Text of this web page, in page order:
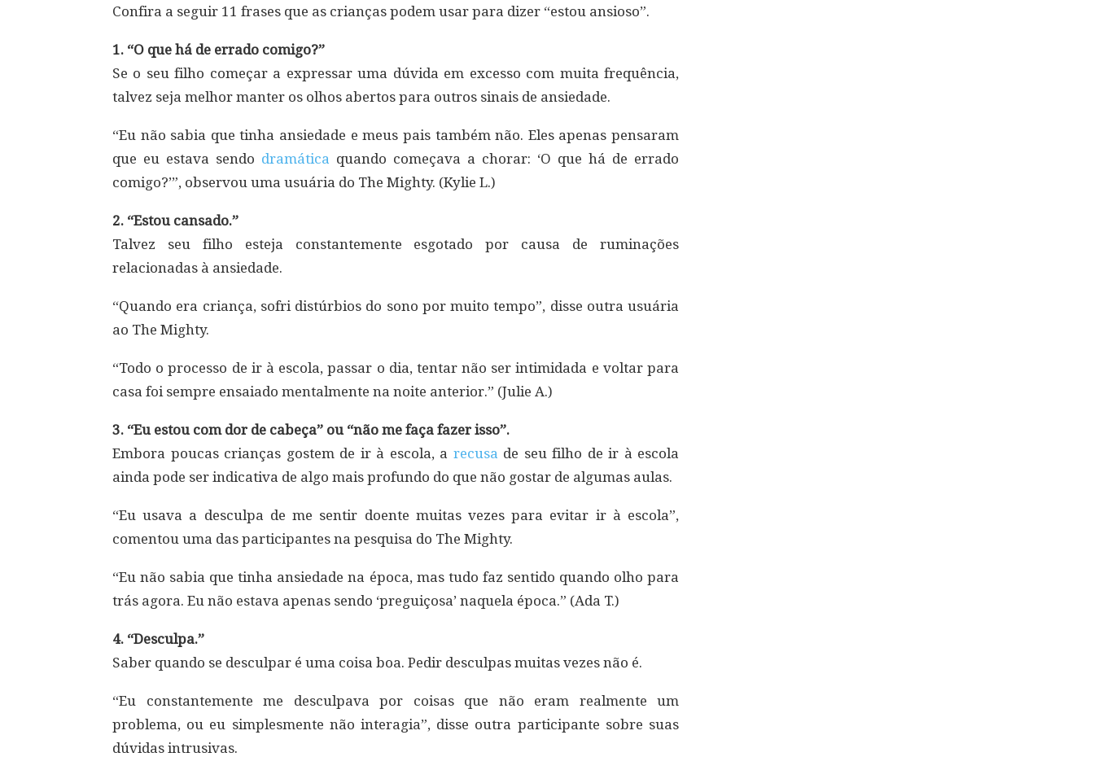
Confira a seguir 11 frases que as crianças podem usar para dizer “estou ansioso”.
1. “O que há de errado comigo?”
Se o seu filho começar a expressar uma dúvida em excesso com muita frequência,
talvez seja melhor manter os olhos abertos para outros sinais de ansiedade.
“Eu não sabia que tinha ansiedade e meus pais também não. Eles apenas pensaram
que eu estava sendo dramática quando começava a chorar: ‘O que há de errado
comigo?’”, observou uma usuária do The Mighty. (Kylie L.)
2. “Estou cansado.”
Talvez seu filho esteja constantemente esgotado por causa de ruminações
relacionadas à ansiedade.
“Quando era criança, sofri distúrbios do sono por muito tempo”, disse outra usuária
ao The Mighty.
“Todo o processo de ir à escola, passar o dia, tentar não ser intimidada e voltar para
casa foi sempre ensaiado mentalmente na noite anterior.” (Julie A.)
3. “Eu estou com dor de cabeça” ou “não me faça fazer isso”.
Embora poucas crianças gostem de ir à escola, a recusa de seu filho de ir à escola
ainda pode ser indicativa de algo mais profundo do que não gostar de algumas aulas.
“Eu usava a desculpa de me sentir doente muitas vezes para evitar ir à escola”,
comentou uma das participantes na pesquisa do The Mighty.
“Eu não sabia que tinha ansiedade na época, mas tudo faz sentido quando olho para
trás agora. Eu não estava apenas sendo ‘preguiçosa’ naquela época.” (Ada T.)
4. “Desculpa.”
Saber quando se desculpar é uma coisa boa. Pedir desculpas muitas vezes não é.
“Eu constantemente me desculpava por coisas que não eram realmente um
problema, ou eu simplesmente não interagia”, disse outra participante sobre suas
dúvidas intrusivas.